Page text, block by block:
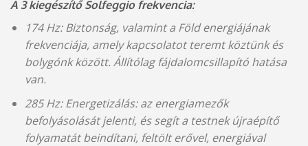
A 3 kiegészítő Solfeggio frekvencia:
174 Hz: Biztonság, valamint a Föld energiájának
frekvenciája, amely kapcsolatot teremt köztünk és
bolygónk között. Állítólag fájdalomcsillapító hatása
van.
285 Hz: Energetizálás: az energiamezők
befolyásolását jelenti, és segít a testnek újraépítő
folyamatát beindítani, feltölt erővel, energiával